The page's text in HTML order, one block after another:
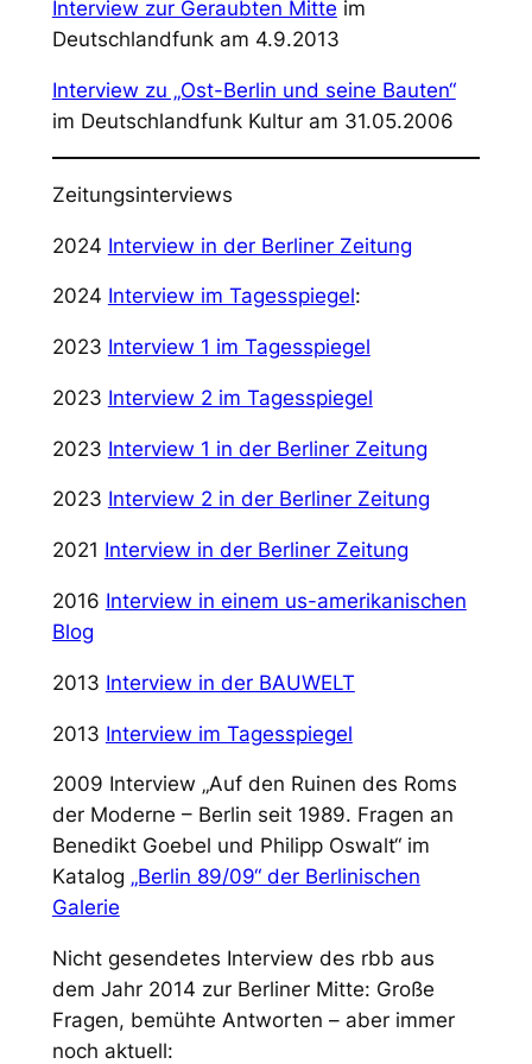
Interview zur Geraubten Mitte im
Deutschlandfunk am 4.9.2013
Interview zu „Ost-Berlin und seine Bauten“
im Deutschlandfunk Kultur am 31.05.2006
Zeitungsinterviews
2024 Interview in der Berliner Zeitung
2024 Interview im Tagesspiegel:
2023 Interview 1 im Tagesspiegel
2023 Interview 2 im Tagesspiegel
2023 Interview 1 in der Berliner Zeitung
2023 Interview 2 in der Berliner Zeitung
2021 Interview in der Berliner Zeitung
2016 Interview in einem us-amerikanischen
Blog
2013 Interview in der BAUWELT
2013 Interview im Tagesspiegel
2009 Interview „Auf den Ruinen des Roms
der Moderne – Berlin seit 1989. Fragen an
Benedikt Goebel und Philipp Oswalt“ im
Katalog „Berlin 89/09“ der Berlinischen
Galerie
Nicht gesendetes Interview des rbb aus
dem Jahr 2014 zur Berliner Mitte: Große
Fragen, bemühte Antworten – aber immer
noch aktuell: